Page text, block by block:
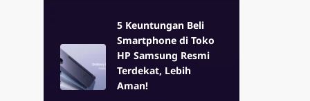
5 Keuntungan Beli
Smartphone di Toko
HP Samsung Resmi
Terdekat, Lebih
Aman!